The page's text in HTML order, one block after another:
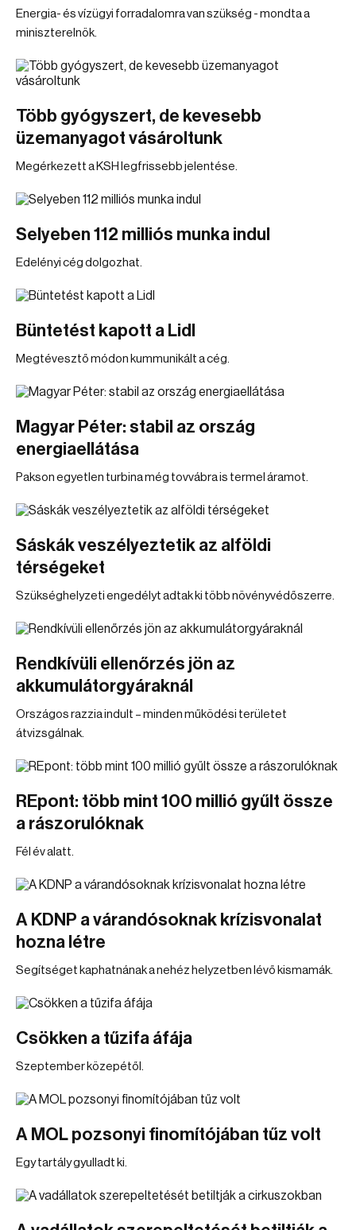
Energia- és vízügyi forradalomra van szükség - mondta a
miniszterelnök.
Több gyógyszert, de kevesebb
üzemanyagot vásároltunk
Megérkezett a KSH legfrissebb jelentése.
Selyeben 112 milliós munka indul
Edelényi cég dolgozhat.
Büntetést kapott a Lidl
Megtévesztő módon kummunikált a cég.
Magyar Péter: stabil az ország
energiaellátása
Pakson egyetlen turbina még tovvábra is termel áramot.
Sáskák veszélyeztetik az alföldi
térségeket
Szükséghelyzeti engedélyt adtak ki több növényvédőszerre.
Rendkívüli ellenőrzés jön az
akkumulátorgyáraknál
Országos razzia indult – minden működési területet
átvizsgálnak.
REpont: több mint 100 millió gyűlt össze
a rászorulóknak
Fél év alatt.
A KDNP a várandósoknak krízisvonalat
hozna létre
Segítséget kaphatnának a nehéz helyzetben lévő kismamák.
Csökken a tűzifa áfája
Szeptember közepétől.
A MOL pozsonyi finomítójában tűz volt
Egy tartály gyulladt ki.